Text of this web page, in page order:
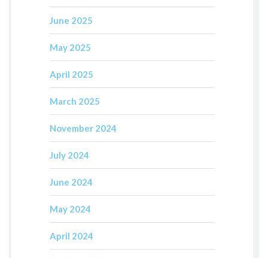
June 2025
May 2025
April 2025
March 2025
November 2024
July 2024
June 2024
May 2024
April 2024